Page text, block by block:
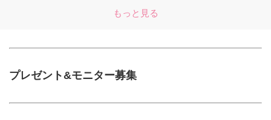
もっと見る
プレゼント&モニター募集